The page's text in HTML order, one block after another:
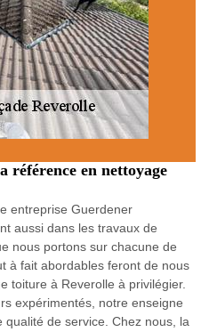
référence en nettoyage
entreprise Guerdener
aussi dans les travaux de
nous portons sur chacune de
à fait abordables feront de nous
toiture à Reverolle à privilégier.
expérimentés, notre enseigne
de service. Chez nous, la